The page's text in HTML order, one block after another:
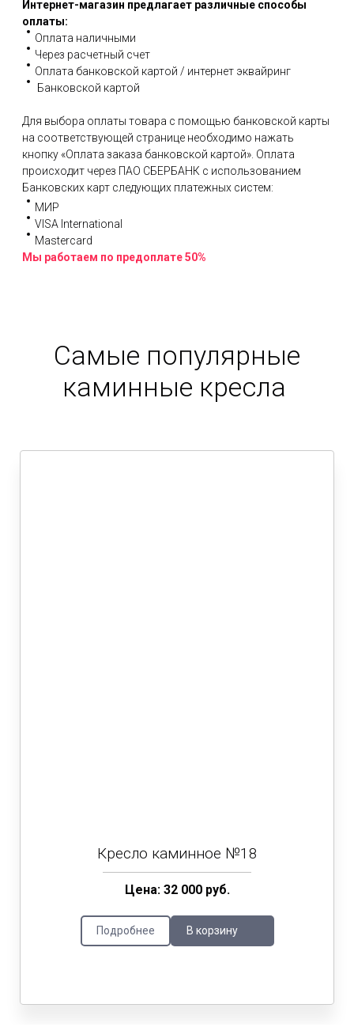
Интернет-магазин предлагает различные способы
оплаты:
Оплата наличными
Через расчетный счет
Оплата банковской картой / интернет эквайринг
Банковской картой
Для выбора оплаты товара с помощью банковской карты
на соответствующей странице необходимо нажать
кнопку «Оплата заказа банковской картой». Оплата
происходит через ПАО СБЕРБАНК с использованием
Банковских карт следующих платежных систем:
МИР
VISA International
Mastercard
Мы работаем по предоплате 50%
Самые популярные
каминные кресла
Кресло каминное №18
Цена: 32 000 руб.
Подробнее В корзину